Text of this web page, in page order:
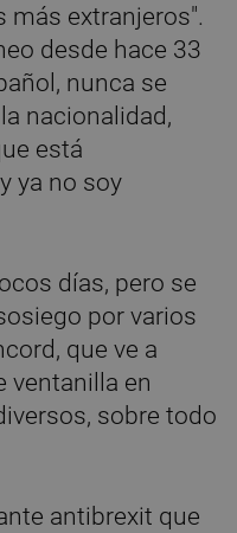
más extranjeros".
desde hace 33
nunca se
nacionalidad,
está
ya no soy
días, pero se
por varios
que ve a
ventanilla en
sobre todo
antibrexit que